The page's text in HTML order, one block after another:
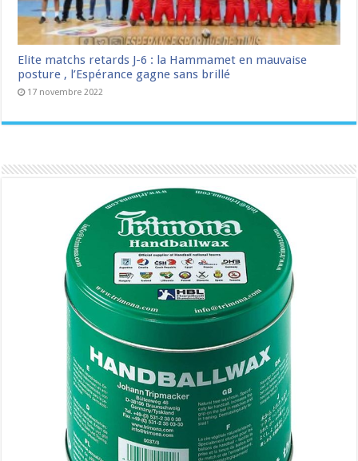
Elite matchs retards J-6 : la Hammamet en mauvaise
posture , l’Espérance gagne sans brillé
17 novembre 2022